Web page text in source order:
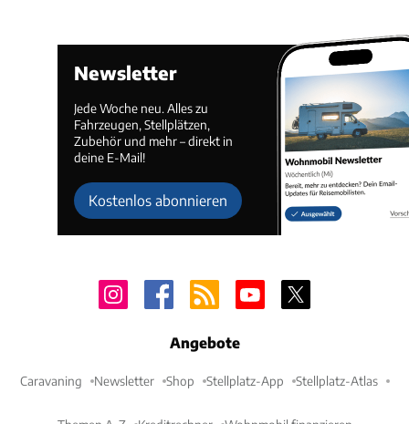
Newsletter
Jede Woche neu. Alles zu
Fahrzeugen, Stellplätzen,
Zubehör und mehr – direkt in
deine E-Mail!
Kostenlos abonnieren
Angebote
Caravaning Newsletter Shop Stellplatz-App Stellplatz-Atlas